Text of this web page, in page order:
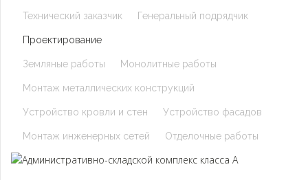
Технический заказчик Генеральный подрядчик
Проектирование
Земляные работы Монолитные работы
Монтаж металлических конструкций
Устройство кровли и стен Устройство фасадов
Монтаж инженерных сетей Отделочные работы